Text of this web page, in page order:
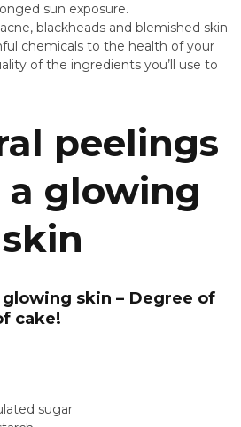
sun exposure.
blackheads and blemished skin.
chemicals to the health of your
of the ingredients you’ll use to
peelings
glowing
skin
glowing skin – Degree of
cake!
sugar